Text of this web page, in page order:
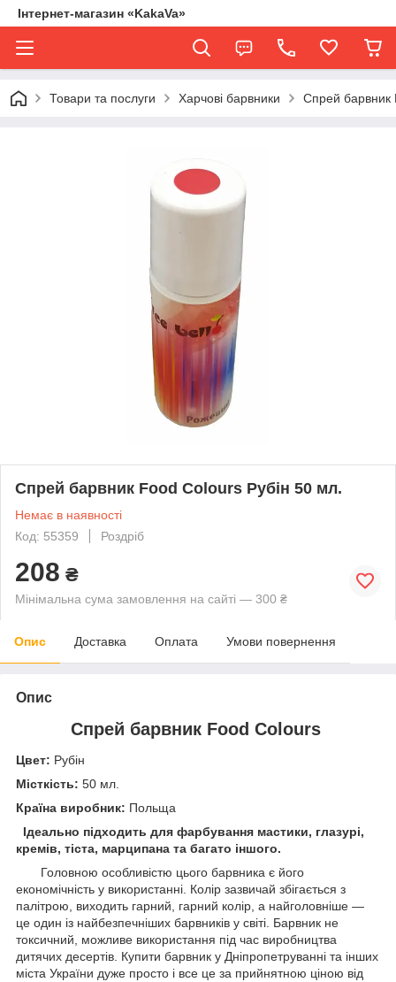
Інтернет-магазин «KakaVa»
Товари та послуги Харчові барвники Спрей барвник
Спрей барвник Food Colours Рубін 50 мл.
Немає в наявності
Код: 55359
Роздріб
208 ₴
Мінімальна сума замовлення на сайті — 300 ₴
Опис Доставка Оплата Умови повернення
Опис
Спрей барвник Food Colours
Цвет: Рубін
Місткість: 50 мл.
Країна виробник: Польща
Ідеально підходить для фарбування мастики, глазурі,
кремів, тіста, марципана та багато іншого.
Головною особливістю цього барвника є його
економічність у використанні. Колір зазвичай збігається з
палітрою, виходить гарний, гарний колір, а найголовніше —
це один із найбезпечніших барвників у світі. Барвник не
токсичний, можливе використання під час виробництва
дитячих десертів. Купити барвник у Дніпропетруванні та інших
міста України дуже просто і все це за прийнятною ціною від